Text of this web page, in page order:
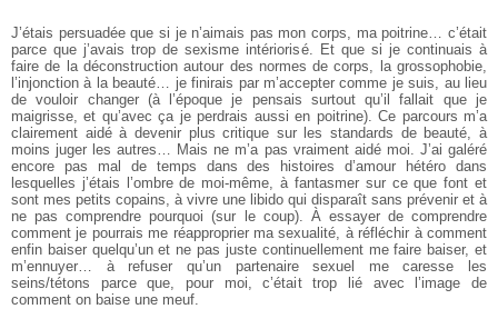
J’étais persuadée que si je n’aimais pas mon corps, ma poitrine… c’était
parce que j’avais trop de sexisme intériorisé. Et que si je continuais à
faire de la déconstruction autour des normes de corps, la grossophobie,
l’injonction à la beauté… je finirais par m’accepter comme je suis, au lieu
de vouloir changer (à l’époque je pensais surtout qu’il fallait que je
maigrisse, et qu’avec ça je perdrais aussi en poitrine). Ce parcours m’a
clairement aidé à devenir plus critique sur les standards de beauté, à
moins juger les autres… Mais ne m’a pas vraiment aidé moi. J’ai galéré
encore pas mal de temps dans des histoires d’amour hétéro dans
lesquelles j’étais l’ombre de moi-même, à fantasmer sur ce que font et
sont mes petits copains, à vivre une libido qui disparaît sans prévenir et à
ne pas comprendre pourquoi (sur le coup). À essayer de comprendre
comment je pourrais me réapproprier ma sexualité, à réfléchir à comment
enfin baiser quelqu’un et ne pas juste continuellement me faire baiser, et
m’ennuyer… à refuser qu’un partenaire sexuel me caresse les
seins/tétons parce que, pour moi, c’était trop lié avec l’image de
comment on baise une meuf.